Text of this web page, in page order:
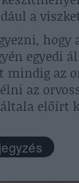
a
egyedi
mindig az
az
előírt